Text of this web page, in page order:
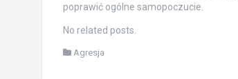
poprawić ogólne samopoczucie.
No related posts.
Agresja